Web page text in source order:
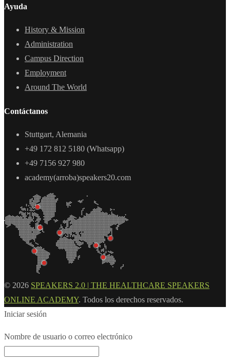
Ayuda
History & Mission
Administration
Campus Direction
Employment
Around The World
Contáctanos
Stuttgart, Alemania
+49 172 812 5180 (Whatsapp)
+49 7156 927 980
academy(arroba)speakers20.com
© 2026 SPEAKERS 2.0 | THE HEALTHCARE SPEAKERS
ONLINE ACADEMY. Todos los derechos reservados.
Iniciar sesión
Nombre de usuario o correo electrónico